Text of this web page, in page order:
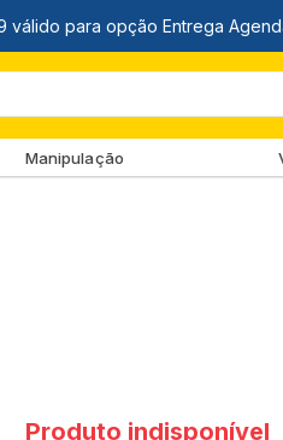
Manipulação
Produto indisponível